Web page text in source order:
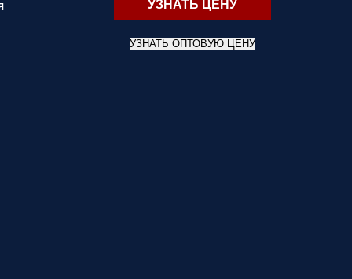
УЗНАТЬ ЦЕНУ
УЗНАТЬ ОПТОВУЮ ЦЕНУ